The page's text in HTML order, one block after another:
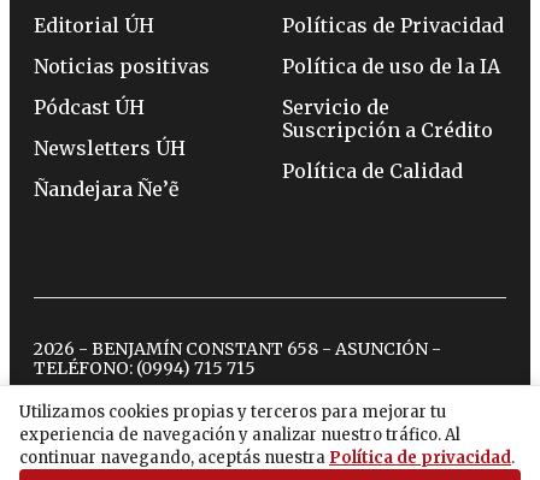
Utilizamos cookies propias y terceros para mejorar tu
experiencia de navegación y analizar nuestro tráfico. Al
continuar navegando, aceptás nuestra Política de privacidad.
Editorial ÚH
Noticias positivas
Pódcast ÚH
Newsletters ÚH
Ñandejara Ñe’ẽ
Políticas de Privacidad
Política de uso de la IA
Servicio de
Suscripción a Crédito
Política de Calidad
2026 - BENJAMÍN CONSTANT 658 - ASUNCIÓN -
TELÉFONO: (0994) 715 715
twitterinstagram
facebook
tiktokyoutubespotify